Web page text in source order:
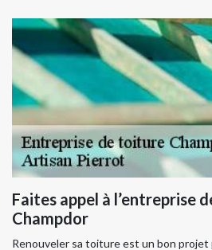
Faites appel à l’entreprise
Champdor
Renouveler sa toiture est un bon projet